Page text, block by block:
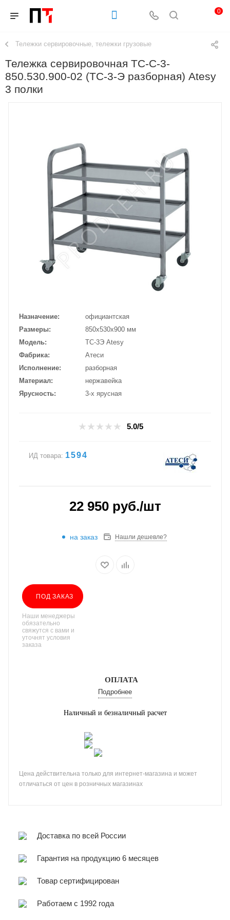
0
Тележки сервировочные, тележки грузовые
Тележка сервировочная ТС-С-3-
850.530.900-02 (ТС-3-Э разборная) Atesy
3 полки
Назначение
официантская
Размеры
850х530х900 мм
Модель
ТС-3Э Atesy
Фабрика
Атеси
Исполнение
разборная
Материал
нержавейка
Ярусность
3-х ярусная
5.0/5
ИД товара: 1594
22 950руб./шт
на заказ Нашли дешевле?
ПОД ЗАКАЗ
Наши менеджеры
обязательно
свяжутся с вами и
уточнят условия
заказа
ОПЛАТА
Подробнее
Наличный и безналичный расчет
Цена действительна только для интернет-магазина и может
отличаться от цен в розничных магазинах
Доставка по всей России
Гарантия на продукцию 6 месяцев
Товар сертифицирован
Работаем с 1992 года